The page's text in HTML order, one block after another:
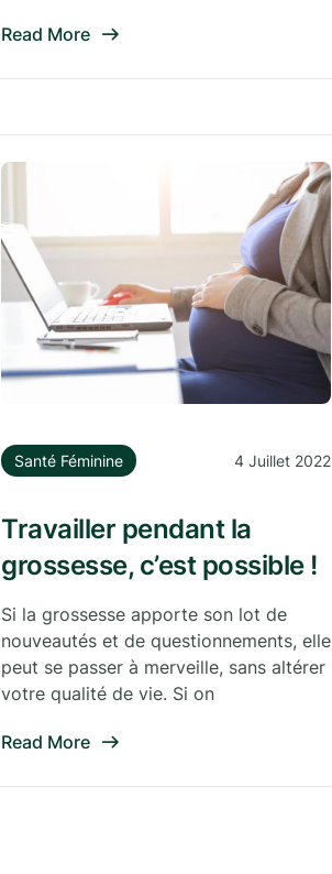
Read More
Santé Féminine 4 Juillet 2022
Travailler pendant la
grossesse, c’est possible !
Si la grossesse apporte son lot de
nouveautés et de questionnements, elle
peut se passer à merveille, sans altérer
votre qualité de vie. Si on
Read More